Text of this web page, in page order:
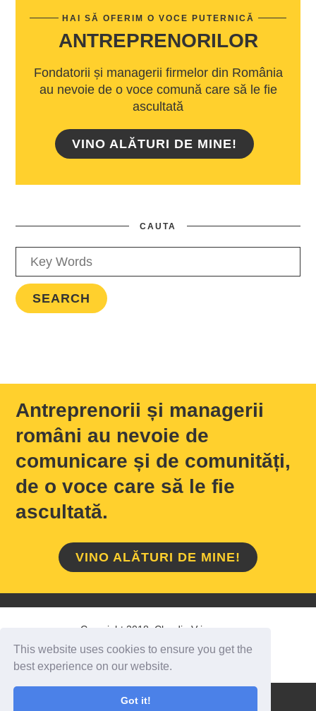
This website uses cookies to ensure you get the
best experience on our website.
Got it!
HAI SĂ OFERIM O VOCE PUTERNICĂ
ANTREPRENORILOR
Fondatorii și managerii firmelor din România
au nevoie de o voce comună care să le fie
ascultată
VINO ALĂTURI DE MINE!
CAUTA
Antreprenorii și managerii
români au nevoie de
comunicare și de comunități,
de o voce care să le fie
ascultată.
VINO ALĂTURI DE MINE!
Copyright 2018 Claudiu Vrinceanu
HOME / DESPRE MINE / CONTACT